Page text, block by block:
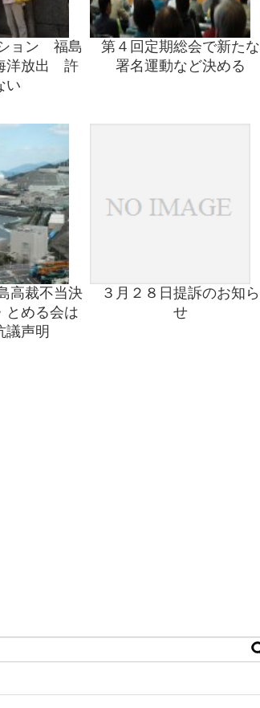
ョン 福島
洋放出 許
い
第４回定期総会で新たな
署名運動など決める
高裁不当決
める会は
議声明
３月２８日提訴のお知ら
せ